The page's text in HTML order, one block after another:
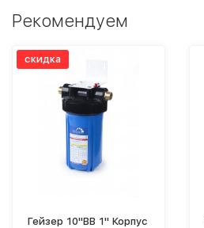
Рекомендуем
скидка
Гейзер 10"ВВ 1" Корпус